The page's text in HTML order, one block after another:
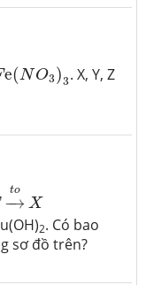
e(N O3)3. X, Y, Z
to
−
→ X
→t
2. Có bao
sơ đồ trên?